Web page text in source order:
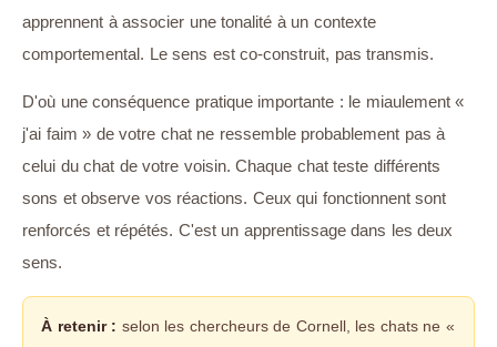
apprennent à associer une tonalité à un contexte
comportemental. Le sens est co-construit, pas transmis.
D'où une conséquence pratique importante : le miaulement «
j'ai faim » de votre chat ne ressemble probablement pas à
celui du chat de votre voisin. Chaque chat teste différents
sons et observe vos réactions. Ceux qui fonctionnent sont
renforcés et répétés. C'est un apprentissage dans les deux
sens.
À retenir : selon les chercheurs de Cornell, les chats ne «